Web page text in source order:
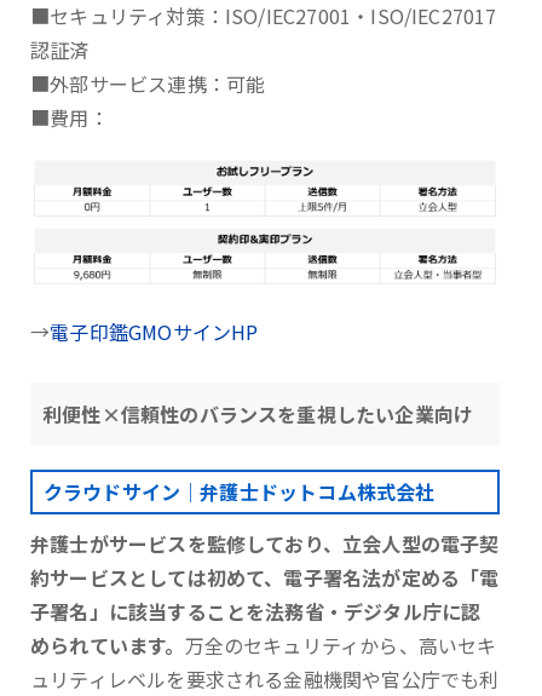
■セキュリティ対策：ISO/IEC27001・ISO/IEC27017
認証済
■外部サービス連携：可能
■費用：
→電子印鑑GMOサインHP
利便性×信頼性のバランスを重視したい企業向け
クラウドサイン｜弁護士ドットコム株式会社
弁護士がサービスを監修しており、立会人型の電子契
約サービスとしては初めて、電子署名法が定める「電
子署名」に該当することを法務省・デジタル庁に認
められています。 万全のセキュリティから、高いセキ
ュリティレベルを要求される金融機関や官公庁でも利